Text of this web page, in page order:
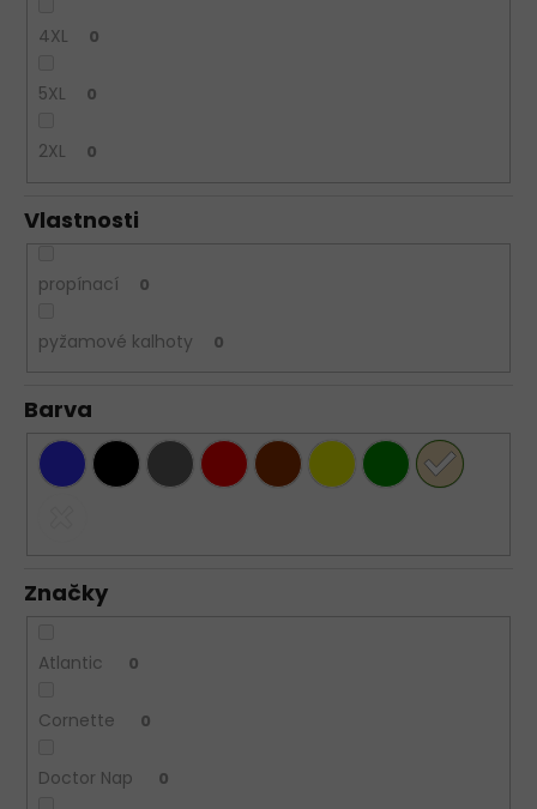
4XL 0
5XL 0
2XL 0
Vlastnosti
propínací 0
pyžamové kalhoty 0
Barva
Značky
Atlantic 0
Cornette 0
Doctor Nap 0